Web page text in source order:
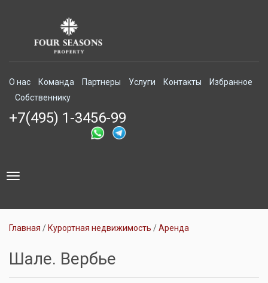
О нас Команда Партнеры Услуги Контакты
Избранное
Собственнику
+7(495) 1-3456-99
Toggle
Главная Курортная недвижимость Аренда
Шале. Вербье